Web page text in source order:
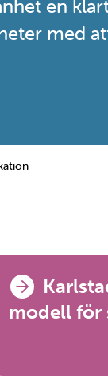
en
med
modell för